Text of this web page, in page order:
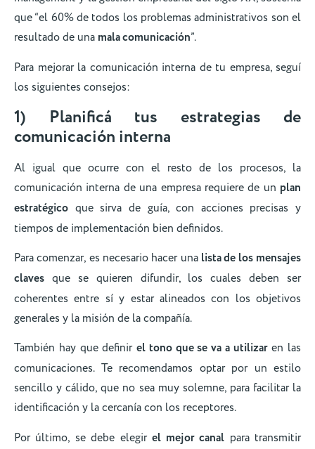
que “el 60% de todos los problemas administrativos son el
resultado de una mala comunicación”.
Para mejorar la comunicación interna de tu empresa, seguí
los siguientes consejos:
1) Planificá tus estrategias de
comunicación interna
Al igual que ocurre con el resto de los procesos, la
comunicación interna de una empresa requiere de un plan
estratégico que sirva de guía, con acciones precisas y
tiempos de implementación bien definidos.
Para comenzar, es necesario hacer una lista de los mensajes
claves que se quieren difundir, los cuales deben ser
coherentes entre sí y estar alineados con los objetivos
generales y la misión de la compañía.
También hay que definir el tono que se va a utilizaren las
comunicaciones. Te recomendamos optar por un estilo
sencillo y cálido, que no sea muy solemne, para facilitar la
identificación y la cercanía con los receptores.
Por último, se debe elegirel mejor canal para transmitir